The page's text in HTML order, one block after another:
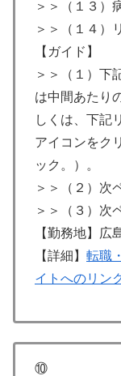
＞＞（１３）
＞＞（１４）
【ガイド】
＞＞（１）下
は中間あたり
しくは、下記
アイコンをク
ック。）。
＞＞（２）次
＞＞（３）次
【勤務地】広
【詳細】 転職
イトへのリン
⑩